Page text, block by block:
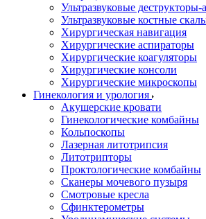
Ультразвуковые
Ультразвуковые костные
Хирургическая навигация
Хирургические аспираторы
Хирургические коагуляторы
Хирургические консоли
Хирургические микроскопы
Гинекология и урология
Акушерские кровати
Гинекологические комбайны
Кольпоскопы
Лазерная литотрипсия
Литотрипторы
Проктологические комбайны
Сканеры мочевого пузыря
Смотровые кресла
Сфинктерометры